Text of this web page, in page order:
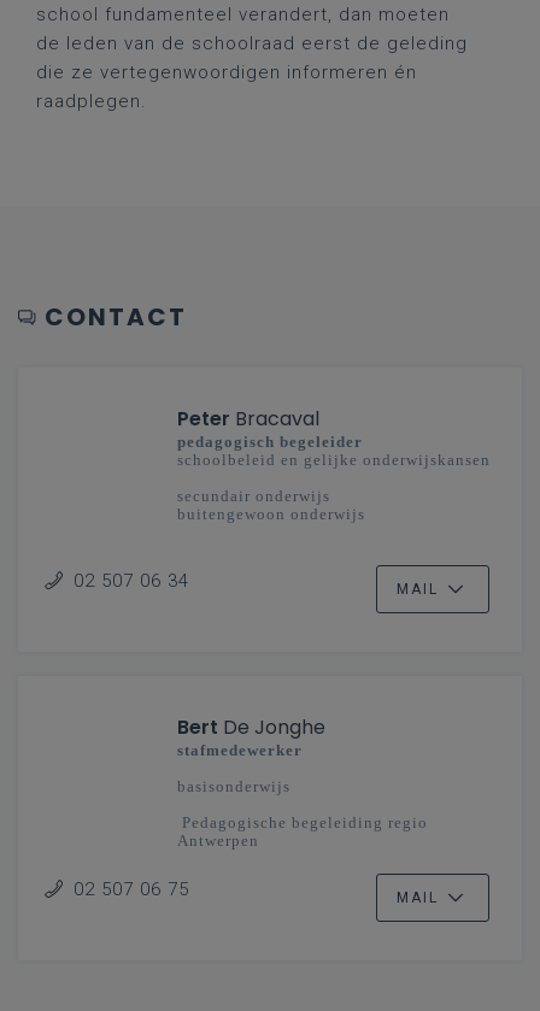
school fundamenteel verandert, dan moeten
de leden van de schoolraad eerst de geleding
die ze vertegenwoordigen informeren én
raadplegen.
CONTACT
Peter Bracaval
pedagogisch begeleider
schoolbeleid en gelijke onderwijskansen
secundair onderwijs
buitengewoon onderwijs
02 507 06 34 MAIL
Bert De Jonghe
stafmedewerker
basisonderwijs
Pedagogische begeleiding regio
Antwerpen
02 507 06 75 MAIL